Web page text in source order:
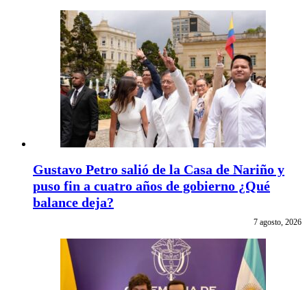
Gustavo Petro salió de la Casa de Nariño y
puso fin a cuatro años de gobierno ¿Qué
balance deja?
7 agosto, 2026